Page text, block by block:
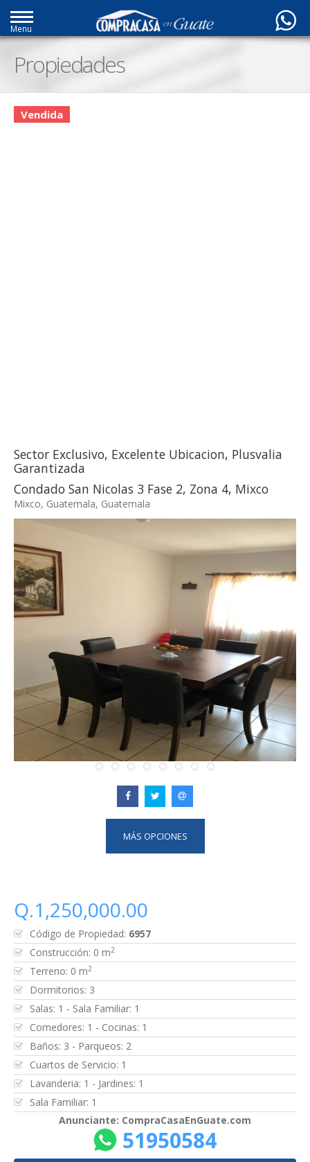
Menu
Propiedades
Vendida
Sector Exclusivo, Excelente Ubicacion, Plusvalia
Garantizada
Condado San Nicolas 3 Fase 2, Zona 4, Mixco
Mixco, Guatemala, Guatemala
MÁS OPCIONES
Q.1,250,000.00
Código de Propiedad: 6957
Construcción: 0 m2
Terreno: 0 m2
Dormitorios: 3
Salas: 1 - Sala Familiar: 1
Comedores: 1 - Cocinas: 1
Baños: 3 - Parqueos: 2
Cuartos de Servicio: 1
Lavanderia: 1 - Jardines: 1
Sala Familiar: 1
Anunciante: CompraCasaEnGuate.com
51950584